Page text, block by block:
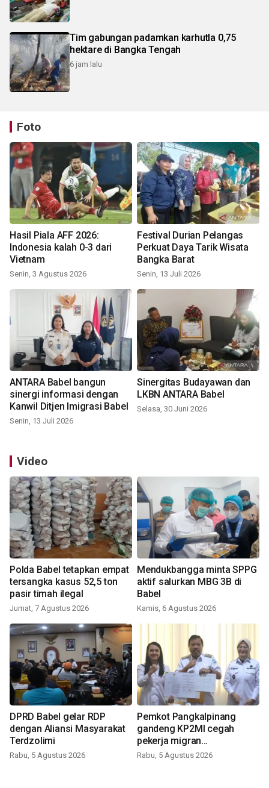
Tim gabungan padamkan karhutla 0,75
hektare di Bangka Tengah
6 jam lalu
Foto
Hasil Piala AFF 2026:
Indonesia kalah 0-3 dari
Vietnam
Senin, 3 Agustus 2026
Festival Durian Pelangas
Perkuat Daya Tarik Wisata
Bangka Barat
Senin, 13 Juli 2026
ANTARA Babel bangun
sinergi informasi dengan
Kanwil Ditjen Imigrasi Babel
Senin, 13 Juli 2026
Sinergitas Budayawan dan
LKBN ANTARA Babel
Selasa, 30 Juni 2026
Video
Polda Babel tetapkan empat
tersangka kasus 52,5 ton
pasir timah ilegal
Jumat, 7 Agustus 2026
Mendukbangga minta SPPG
aktif salurkan MBG 3B di
Babel
Kamis, 6 Agustus 2026
DPRD Babel gelar RDP
dengan Aliansi Masyarakat
Terdzolimi
Rabu, 5 Agustus 2026
Pemkot Pangkalpinang
gandeng KP2MI cegah
pekerja migran
nonprosedural
Rabu, 5 Agustus 2026